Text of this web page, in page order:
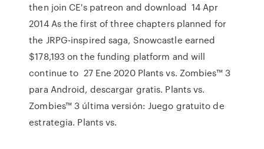
then join CE's patreon and download 14 Apr
2014 As the first of three chapters planned for
the JRPG-inspired saga, Snowcastle earned
$178,193 on the funding platform and will
continue to 27 Ene 2020 Plants vs. Zombies™ 3
para Android, descargar gratis. Plants vs.
Zombies™ 3 última versión: Juego gratuito de
estrategia. Plants vs.